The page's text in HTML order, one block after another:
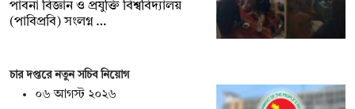
পাবনা বিজ্ঞান ও প্রযুক্তি বিশ্ববিদ্যালয়
(পাবিপ্রবি) সংলগ্ন …
চার দপ্তরে নতুন সচিব নিয়োগ
০৬ আগস্ট ২০২৬